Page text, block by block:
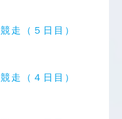
走（５日目）
走（４日目）